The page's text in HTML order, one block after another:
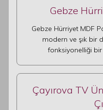
Gebze
Gebze Hürriyet MDF
modern ve şık bir
fonksiyonelliği
Çayırova TV